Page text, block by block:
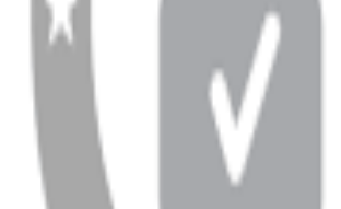
0850 441 40 44
Pazartesi - Cuma 09:30 - 19:30,